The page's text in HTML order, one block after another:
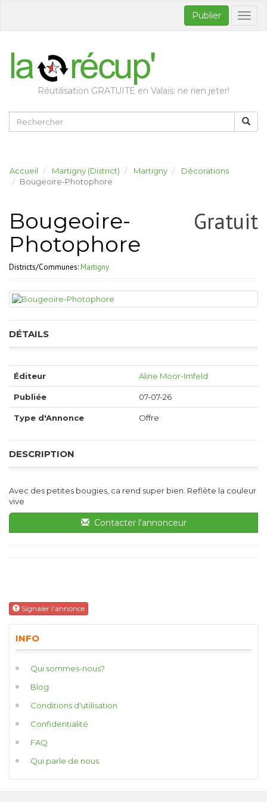
Publier
Réutilisation GRATUITE en Valais: ne rien jeter!
Accueil Martigny (District) Martigny
Décorations
Bougeoire-Photophore
Gratuit
Bougeoire-
Photophore
Districts/Communes:Martigny
DÉTAILS
Éditeur Aline Moor-Imfeld
Publiée 07-07-26
Type d'Annonce Offre
DESCRIPTION
Avec des petites bougies, ca rend super bien. Reflète la couleur
vive
Contacter l'annonceur
Signaler l'annonce
INFO
Qui sommes-nous?
Blog
Conditions d'utilisation
Confidentialité
FAQ
Qui parle de nous